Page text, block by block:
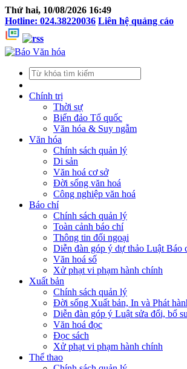
Thứ hai, 10/08/2026 16:49
Hotline: 024.38220036 Liên hệ quảng cáo
Chính trị
Thời sự
Biển đảo Tổ quốc
Văn hóa & Suy ngẫm
Văn hóa
Chính sách quản lý
Di sản
Văn hoá cơ sở
Đời sống văn hoá
Công nghiệp văn hoá
Báo chí
Chính sách quản lý
Toàn cảnh báo chí
Thông tin đối ngoại
Diễn đàn góp ý dự thảo Luật Báo
Văn hoá số
Xử phạt vi phạm hành chính
Xuất bản
Chính sách quản lý
Đời sống Xuất bản, In và Phát
Diễn đàn góp ý Luật sửa đổi, bổ
Văn hoá đọc
Đọc sách
Xử phạt vi phạm hành chính
Thể thao